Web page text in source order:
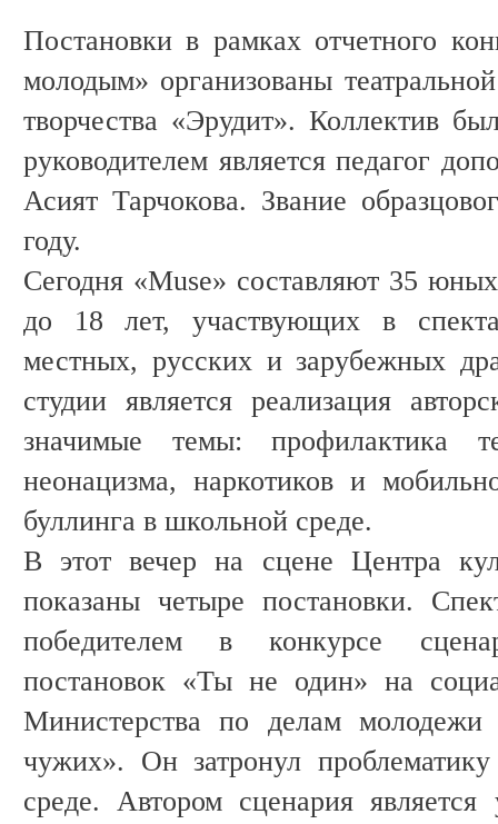
Постановки в рамках отчетного
молодым» организованы
творчества «Эрудит». Коллектив
руководителем является педагог
Асият Тарчокова. Звание
году.
Сегодня «Muse» составляют 35
до 18 лет, участвующих в
местных, русских и зарубежных
студии является реализация
значимые темы: профилактика
неонацизма, наркотиков и
буллинга в школьной среде.
В этот вечер на сцене Центра
показаны четыре постановки.
победителем в конкурсе
постановок «Ты не один» на
Министерства по делам
чужих». Он затронул
среде. Автором сценария